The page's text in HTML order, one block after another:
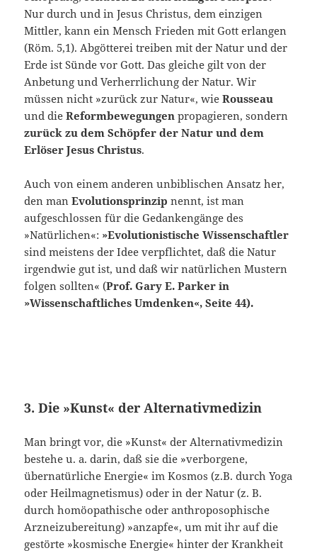
Nur durch und in Jesus Christus, dem einzi­gen
Mittler, kann ein Mensch Frieden mit Gott erlangen
(Röm. 5,1). Abgötte­rei treiben mit der Natur und der
Erde ist Sünde vor Gott. Das gleiche gilt von der
Anbetung und Verherrlichung der Natur. Wir
müssen nicht »zurück zur Natur«, wieRousseau
und dieReformbewegungen propagieren, sondern
zu­rück zu dem Schöpfer der Natur und dem
Erlöser Jesus Christus.
Auch von einem anderen unbiblischen Ansatz her,
den manEvolutionsprinzip nennt, ist man
aufgeschlossen für die Gedankengänge des
»Natürlichen«: »Evolutionistische Wissenschaftler
sind meistens der Idee verpflichtet, daß die Natur
irgendwie gut ist, und daß wir natürlichen Mustern
folgen sollten« (Prof. Gary E. Parker in
»Wissenschaftliches Umdenken«, Seite 44).
3. Die »Kunst« der Alternativmedizin
Man bringt vor, die »Kunst« der Alternativmedizin
bestehe u. a. darin, daß sie die »verborgene,
übernatürliche Energie« im Kosmos (z.B. durch Yoga
oder Heil­magnetismus) oder in der Natur (z. B.
durch homöopathische oder anthroposophi­sche
Arzneizubereitung) »anzapfe«, um mit ihr auf die
gestörte »kosmische Ener­gie« hinter der Krankheit